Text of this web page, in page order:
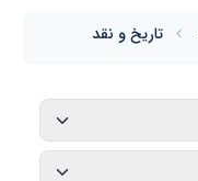
تاریخ و نقد